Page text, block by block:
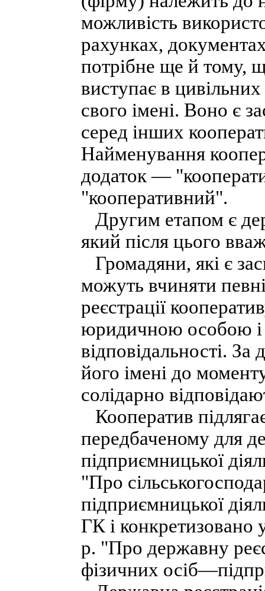
можливість
рахунках,
потрібне ще й тому,
виступає в
свого імені. Воно є
серед інших
Найменування
додаток —
"кооперативний".
Другим етапом є
який після цього
Громадяни, які є
можуть вчиняти
реєстрації
юридичною особою і
відповідальності. За
його імені до
солідарно
Кооператив
передбаченому для
підприємницької
"Про
підприємницької
ГК і конкретизовано
р. "Про державну
фізичних